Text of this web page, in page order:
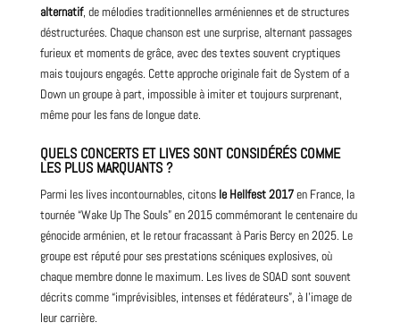
alternatif, de mélodies traditionnelles arméniennes et de structures
déstructurées. Chaque chanson est une surprise, alternant passages
furieux et moments de grâce, avec des textes souvent cryptiques
mais toujours engagés. Cette approche originale fait de System of a
Down un groupe à part, impossible à imiter et toujours surprenant,
même pour les fans de longue date.
QUELS CONCERTS ET LIVES SONT CONSIDÉRÉS COMME
LES PLUS MARQUANTS ?
Parmi les lives incontournables, citons le Hellfest 2017en France, la
tournée “Wake Up The Souls” en 2015 commémorant le centenaire du
génocide arménien, et le retour fracassant à Paris Bercy en 2025. Le
groupe est réputé pour ses prestations scéniques explosives, où
chaque membre donne le maximum. Les lives de SOAD sont souvent
décrits comme “imprévisibles, intenses et fédérateurs”, à l’image de
leur carrière.